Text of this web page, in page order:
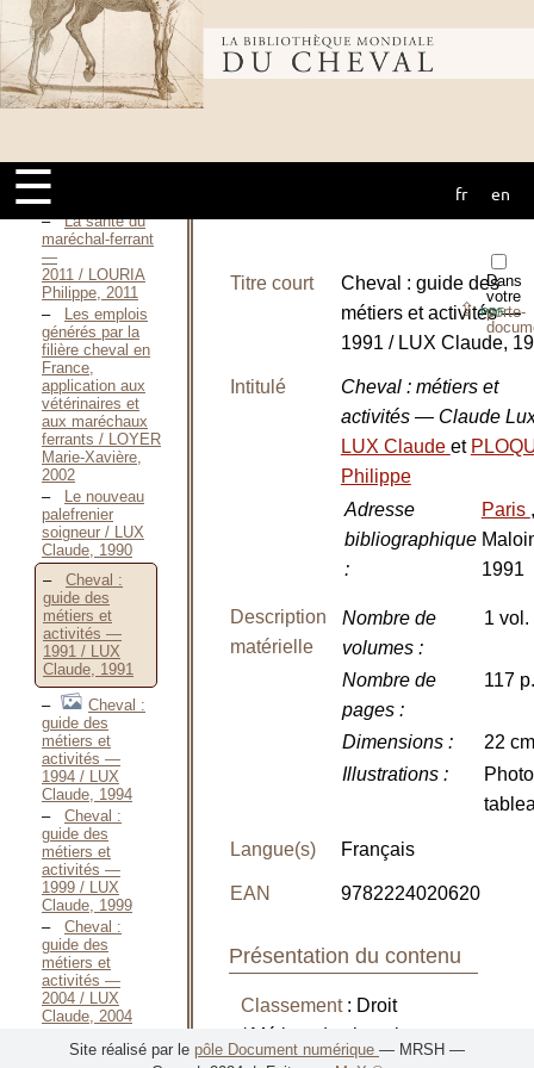
Bibliothèque
mondiale du
cheval
☰ fr en
Description et
prévention / LOURIA
Philippe, S. D.
Approche
des pathologies
professionnelles
maréchaux-
ferrants / LOURIA
Philippe, 2003
La santé du
maréchal-ferrant
—
2011 / LOURIA
Philippe, 2011
Les emplois
générés par la
filière cheval en
France,
application aux
vétérinaires et
aux maréchaux
ferrants / LOYER
Marie-Xavière,
2002
Le nouveau
palefrenier
soigneur / LUX
Claude, 1990
Cheval :
guide des
métiers et
activités —
1991 / LUX
Claude, 1991
Cheval :
guide des
métiers et
activités —
1994 / LUX
Claude, 1994
Cheval :
guide des
métiers et
activités —
1999 / LUX
Claude, 1999
Cheval :
guide des
métiers et
activités —
2004 / LUX
Claude, 2004
Pension
travail et
Dans
votre
porte-
⇪PDF
Titre court
Cheval : guide des
métiers et activités —
1991 / LUX Claude,
Intitulé
Cheval : métiers et
activités — Claude
LUX Claude et
Philippe
Adresse
bibliographique
:
Paris ,
1991
Description
matérielle
Nombre de
volumes:
1 vol.
Nombre de
pages:
117 p.
Dimensions:
22 cm
Illustrations:
Langue(s) Français
EAN 9782224020620
Présentation du contenu
Classement: Droit
/ Métiers du cheval
Site réalisé par le pôle Document numérique — MRSH —